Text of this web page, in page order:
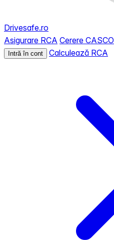
Drivesafe.ro
Asigurare RCA Cerere CASCO
Intră în cont Calculează RCA